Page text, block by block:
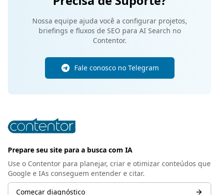
Nossa equipe ajuda você a configurar projetos,
briefings e fluxos de SEO para AI Search no
Contentor.
Fale conosco no Telegram
Prepare seu site para a busca com IA
Use o Contentor para planejar, criar e otimizar conteúdos que
Google e IAs conseguem entender e citar.
Começar diagnóstico